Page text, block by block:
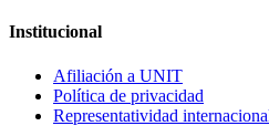
Institucional
Afiliación a UNIT
Política de privacidad
Representatividad